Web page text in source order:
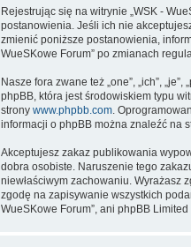
Rejestrując się na witrynie „WSK -
postanowienia. Jeśli ich nie
zmienić poniższe postanowienia,
WueSKowe Forum” po zmianach
Nasze fora zwane też „one”, „ich”,
phpBB, która jest środowiskiem typu
strony www.phpbb.com .
informacji o phpBB można znaleźć na
Akceptujesz zakaz publikowania
dobra osobiste. Naruszenie tego
niewłaściwym zachowaniu. Wyrażasz
zgodę na zapisywanie wszystkich
WueSKowe Forum”, ani phpBB